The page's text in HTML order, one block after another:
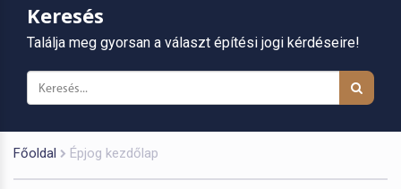
Keresés
Találja meg gyorsan a választ építési jogi kérdéseire!
Főoldal Épjog kezdőlap